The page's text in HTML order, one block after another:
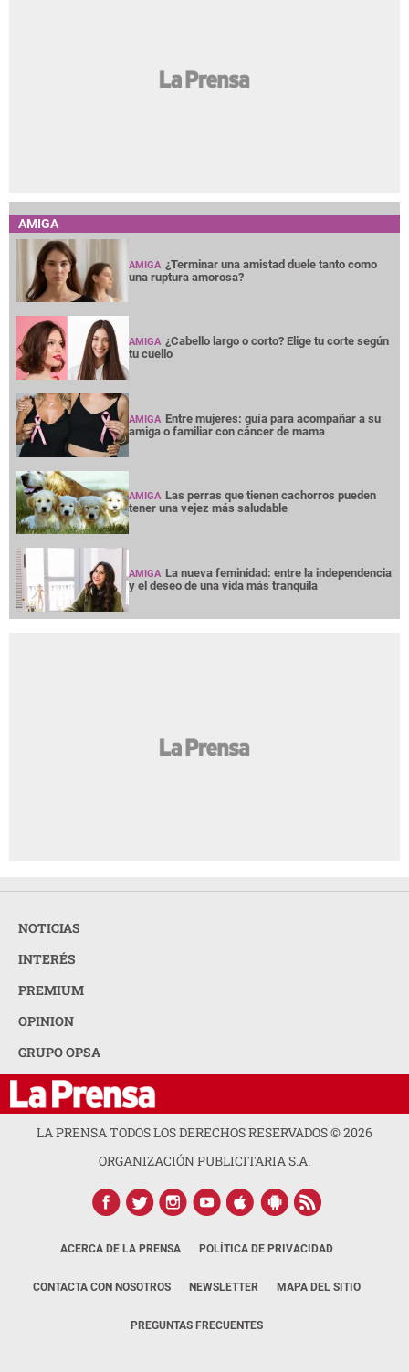
AMIGA
AMIGA ¿Terminar una amistad duele tanto como
una ruptura amorosa?
AMIGA ¿Cabello largo o corto? Elige tu corte según
tu cuello
AMIGA Entre mujeres: guía para acompañar a su
amiga o familiar con cáncer de mama
AMIGA Las perras que tienen cachorros pueden
tener una vejez más saludable
AMIGA La nueva feminidad: entre la independencia
y el deseo de una vida más tranquila
NOTICIAS
INTERÉS
PREMIUM
OPINION
GRUPO OPSA
LA PRENSA TODOS LOS DERECHOS RESERVADOS ©2026
ORGANIZACIÓN PUBLICITARIA S.A.
ACERCA DE LA PRENSA POLÍTICA DE PRIVACIDAD
CONTACTA CON NOSOTROS NEWSLETTER MAPA DEL SITIO
PREGUNTAS FRECUENTES